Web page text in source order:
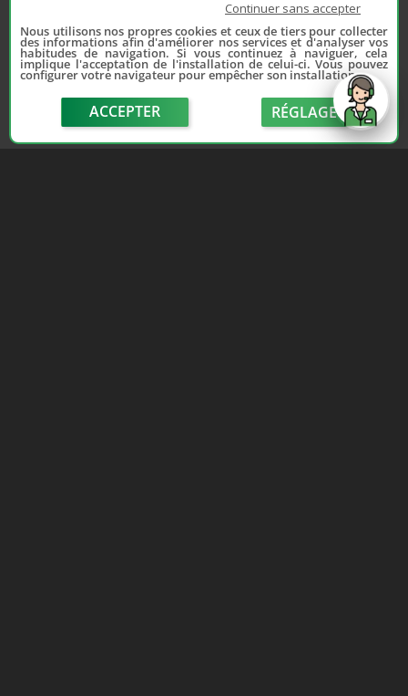
Continuer sans accepter
Nous utilisons nos propres cookies et ceux de tiers pour collecter
des informations afin d'améliorer nos services et d'analyser vos
habitudes de navigation. Si vous continuez à naviguer, cela
implique l'acceptation de l'installation de celui-ci. Vous pouvez
configurer votre navigateur pour empêcher son installation.
ACCEPTER RÉGLAGE